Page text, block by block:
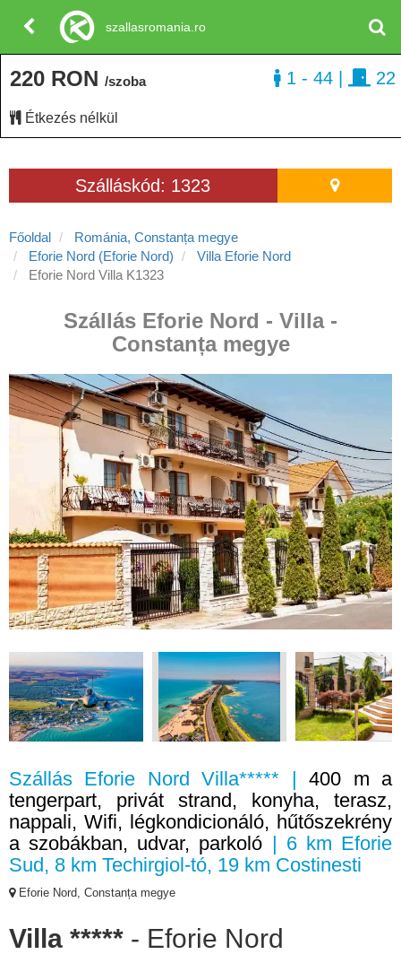
Szálláskód: 1323
Főoldal
Románia, Constanța megye
Eforie Nord (Eforie Nord)
Villa Eforie Nord
Eforie Nord Villa K1323
Szállás Eforie Nord - Villa -
Constanța megye
Szállás Eforie Nord Villa***** |400 m a
tengerpart, privát strand, konyha, terasz,
nappali, Wifi, légkondicionáló, hűtőszekrény
a szobákban, udvar, parkoló | 6 km Eforie
Sud, 8 km Techirgiol-tó, 19 km Costinesti
Eforie Nord, Constanța megye
Villa ***** - Eforie Nord
220 RON /szoba
Étkezés nélkül
1 - 44 22
szallasromania.ro